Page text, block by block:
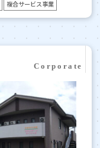
複合サービス事業